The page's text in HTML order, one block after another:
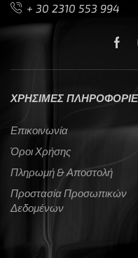
+ 30 2310 553 994
ΧΡΗΣΙΜΕΣ
Επικοινωνία
Όροι Χρήσης
Πληρωμή & Αποστολή
Προστασία Προσωπικών
Δεδομένων